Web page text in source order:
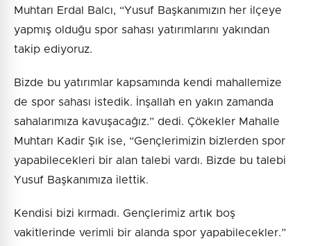
Muhtarı Erdal Balcı, “Yusuf Başkanımızın her ilçeye
yapmış olduğu spor sahası yatırımlarını yakından
takip ediyoruz.
Bizde bu yatırımlar kapsamında kendi mahallemize
de spor sahası istedik. İnşallah en yakın zamanda
sahalarımıza kavuşacağız.” dedi. Çökekler Mahalle
Muhtarı Kadir Şık ise, “Gençlerimizin bizlerden spor
yapabilecekleri bir alan talebi vardı. Bizde bu talebi
Yusuf Başkanımıza ilettik.
Kendisi bizi kırmadı. Gençlerimiz artık boş
vakitlerinde verimli bir alanda spor yapabilecekler.”